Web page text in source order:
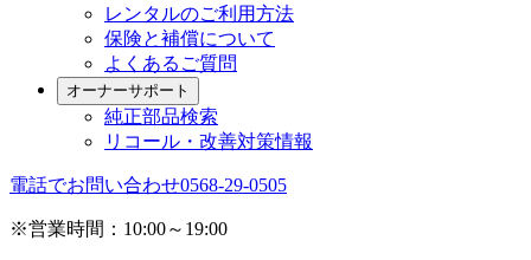
レンタルのご利用方法
保険と補償について
よくあるご質問
オーナーサポート
純正部品検索
リコール・改善対策情報
電話でお問い合わせ0568-29-0505
※営業時間：10:00～19:00